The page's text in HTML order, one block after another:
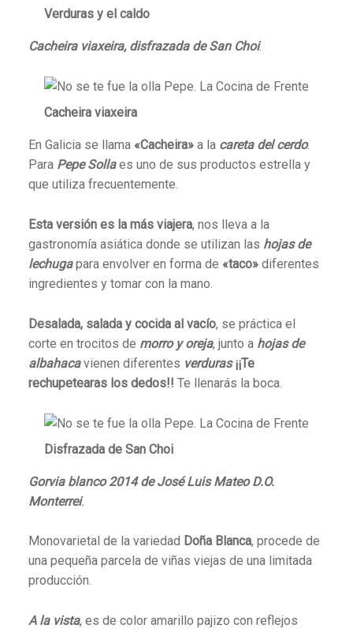
Verduras y el caldo
Cacheira viaxeira, disfrazada de San Choi.
Cacheira viaxeira
En Galicia se llama «Cacheira»a la careta del cerdo.
Para Pepe Sollaes uno de sus productos estrella y
que utiliza frecuentemente.
Esta versión es la más viajera, nos lleva a la
gastronomía asiática donde se utilizan las hojas de
lechugapara envolver en forma de «taco»diferentes
ingredientes y tomar con la mano.
Desalada, salada y cocida al vacío, se práctica el
corte en trocitos de morro y oreja, junto a hojas de
albahacavienen diferentes verduras ¡¡Te
rechupetearas los dedos!! Te llenarás la boca.
Disfrazada de San Choi
Gorvia blanco 2014 de José Luis Mateo D.O.
Monterrei.
Monovarietal de la variedad Doña Blanca, procede de
una pequeña parcela de viñas viejas de una limitada
producción.
A la vista, es de color amarillo pajizo con reflejos